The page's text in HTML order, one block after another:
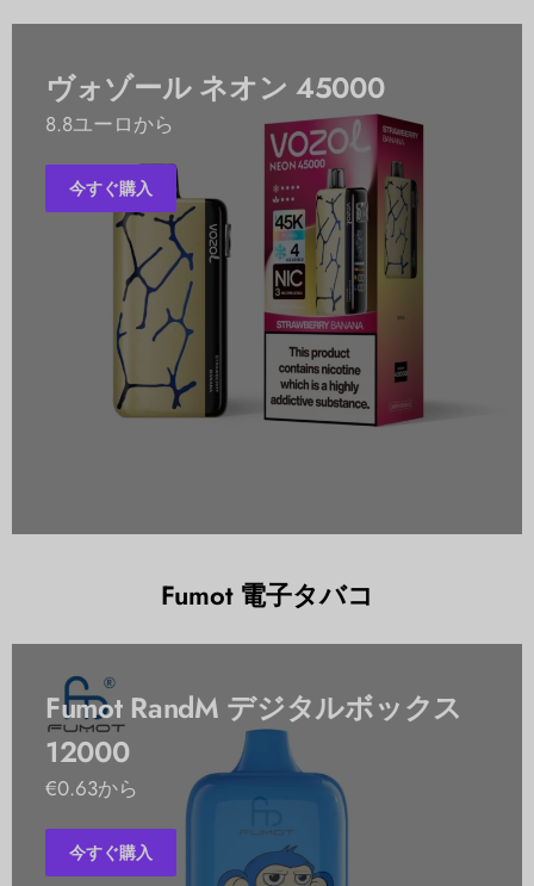
ヴォゾール ネオン 45000
8.8ユーロから
今すぐ購入
Fumot 電子タバコ
Fumot RandM デジタルボックス
12000
€0.63から
今すぐ購入